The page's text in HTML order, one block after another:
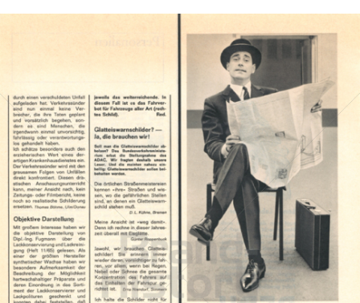
HERTZ
Hertz Autovermietung GmbH, 65760 Eschborn